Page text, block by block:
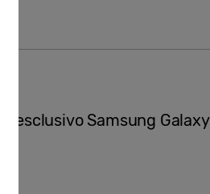
l’esclusivo Samsung Galaxy